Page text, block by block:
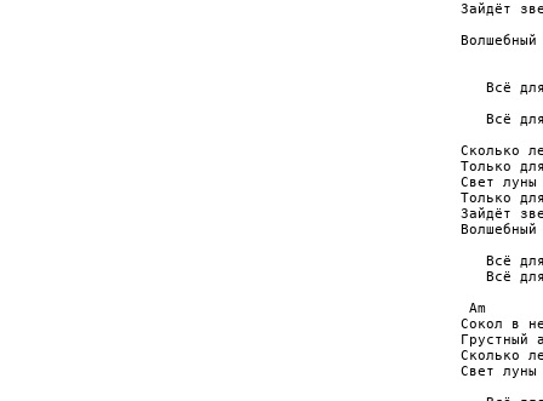
Зайдёт
Всё
Всё
Сколько
Только
Свет луны
Только
Зайдёт
Всё
Всё
Am
Сокол в
Грустный
Сколько
Свет